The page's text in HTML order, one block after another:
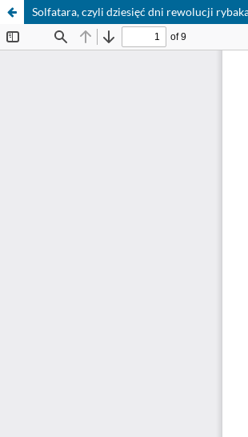
Solfatara, czyli dziesięć dni rewolucji